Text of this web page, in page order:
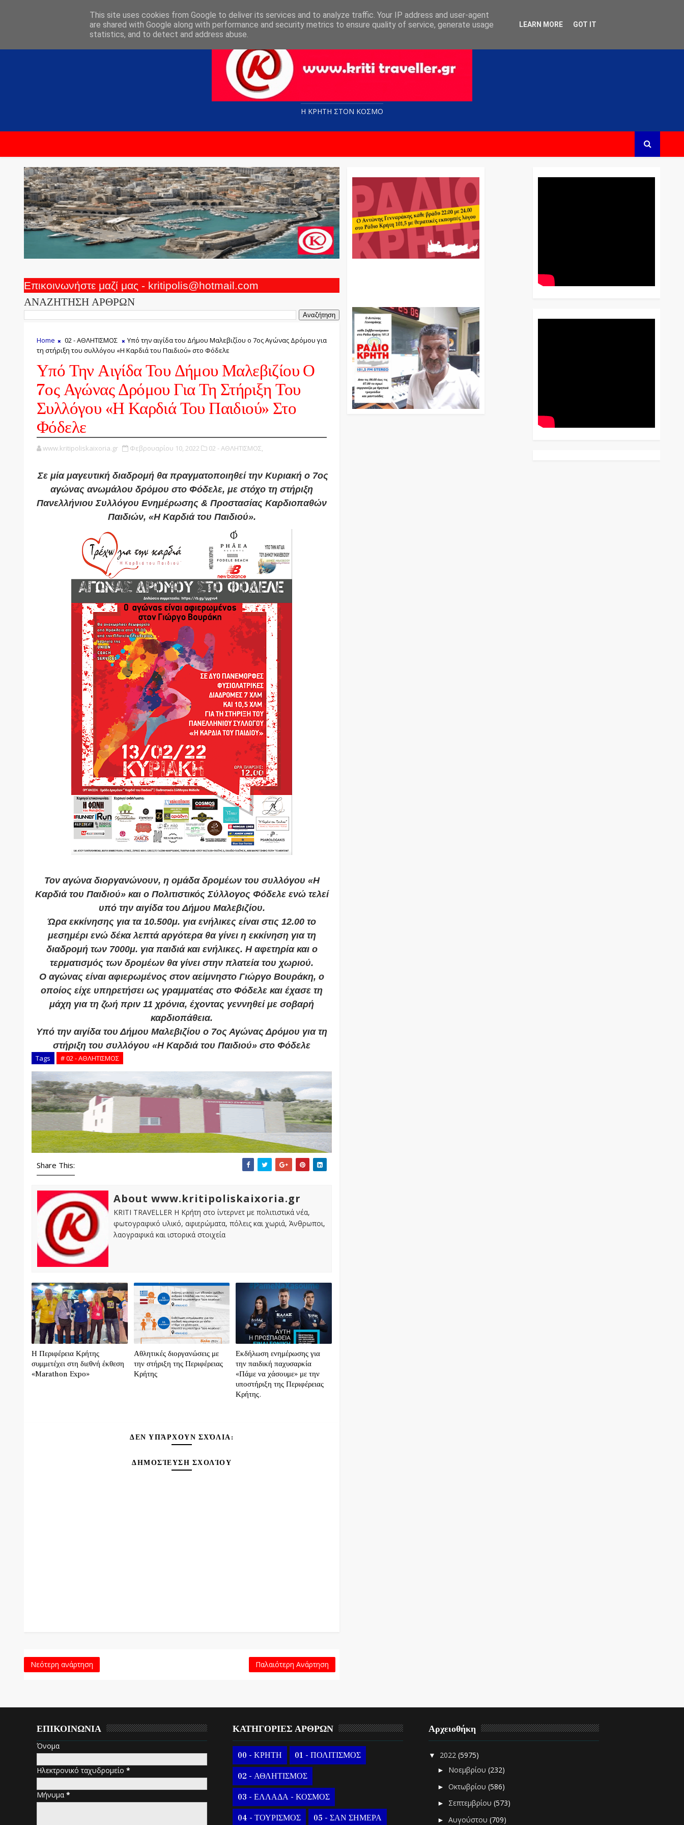
Η ΚΡΗΤΗ ΣΤΟN KOΣΜΟ
Επικοινωνήστε μαζί μας - kritipolis@hotmail.com
ΑΝΑΖΗΤΗΣΗ ΑΡΘΡΩΝ
Home 02 - ΑΘΛΗΤΙΣΜΟΣ
Υπό την αιγίδα του Δήμου Μαλεβιζίου ο 7ος Αγώνας Δρόμου για
τη στήριξη του συλλόγου «Η Καρδιά του Παιδιού» στο Φόδελε
Υπό Την Αιγίδα Του Δήμου Μαλεβιζίου Ο
7ος Αγώνας Δρόμου Για Τη Στήριξη Του
Συλλόγου «Η Καρδιά Του Παιδιού» Στο
Φόδελε
www.kritipoliskaixoria.gr Φεβρουαρίου 10, 2022 02 - ΑΘΛΗΤΙΣΜΟΣ,
Σε μία μαγευτική διαδρομή θα πραγματοποιηθεί την Κυριακή ο 7ος
αγώνας ανωμάλου δρόμου στο Φόδελε, με στόχο τη στήριξη
Πανελλήνιου Συλλόγου Ενημέρωσης & Προστασίας Καρδιοπαθών
Παιδιών, «Η Καρδιά του Παιδιού».
Τον αγώνα διοργανώνουν, η ομάδα δρομέων του συλλόγου «Η
Καρδιά του Παιδιού» και ο Πολιτιστικός Σύλλογος Φόδελε ενώ τελεί
υπό την αιγίδα του Δήμου Μαλεβιζίου.
Ώρα εκκίνησης για τα 10.500μ. για ενήλικες είναι στις 12.00 το
μεσημέρι ενώ δέκα λεπτά αργότερα θα γίνει η εκκίνηση για τη
διαδρομή των 7000μ. για παιδιά και ενήλικες. Η αφετηρία και ο
τερματισμός των δρομέων θα γίνει στην πλατεία του χωριού.
Ο αγώνας είναι αφιερωμένος στον αείμνηστο Γιώργο Βουράκη, ο
οποίος είχε υπηρετήσει ως γραμματέας στο Φόδελε και έχασε τη
μάχη για τη ζωή πριν 11 χρόνια, έχοντας γεννηθεί με σοβαρή
καρδιοπάθεια.
Υπό την αιγίδα του Δήμου Μαλεβιζίου ο 7ος Αγώνας Δρόμου για τη
στήριξη του συλλόγου «Η Καρδιά του Παιδιού» στο Φόδελε
Tags # 02 - ΑΘΛΗΤΙΣΜΟΣ
Share This:
About www.kritipoliskaixoria.gr
KRITI TRAVELLER Η Κρήτη στο ίντερνετ με πολιτιστικά νέα,
φωτογραφικό υλικό, αφιερώματα, πόλεις και χωριά, Άνθρωποι,
λαογραφικά και ιστορικά στοιχεία
Η Περιφέρεια Κρήτης
συμμετέχει στη διεθνή έκθεση
«Marathon Expo»
Αθλητικές διοργανώσεις με
την στήριξη της Περιφέρειας
Κρήτης
Εκδήλωση ενημέρωσης για
την παιδική παχυσαρκία
«Πάμε να χάσουμε» με την
υποστήριξη της Περιφέρειας
Κρήτης.
ΔΕΝ ΥΠΆΡΧΟΥΝ ΣΧΌΛΙΑ:
ΔΗΜΟΣΊΕΥΣΗ ΣΧΟΛΊΟΥ
Νεότερη ανάρτηση Παλαιότερη Ανάρτηση
ΕΠΙΚΟΙΝΩΝΙΑ
Όνομα
Ηλεκτρονικό ταχυδρομείο *
Μήνυμα *
ΚΑΤΗΓΟΡΙΕΣ ΑΡΘΡΩΝ
00 - ΚΡΗΤΗ 01 - ΠΟΛΙΤΙΣΜΟΣ
02 - ΑΘΛΗΤΙΣΜΟΣ
03 - ΕΛΛΑΔΑ - ΚΟΣΜΟΣ
04 - ΤΟΥΡΙΣΜΟΣ 05 - ΣΑΝ ΣΗΜΕΡΑ
Αρχειοθήκη
▼ 2022 (5975)
► Νοεμβρίου (232)
► Οκτωβρίου (586)
► Σεπτεμβρίου (573)
► Αυγούστου (709)
This site uses cookies from Google to deliver its services and to analyze traffic. Your IP address and user-agent
are shared with Google along with performance and security metrics to ensure quality of service, generate usage
statistics, and to detect and address abuse.
LEARN MORE GOT IT